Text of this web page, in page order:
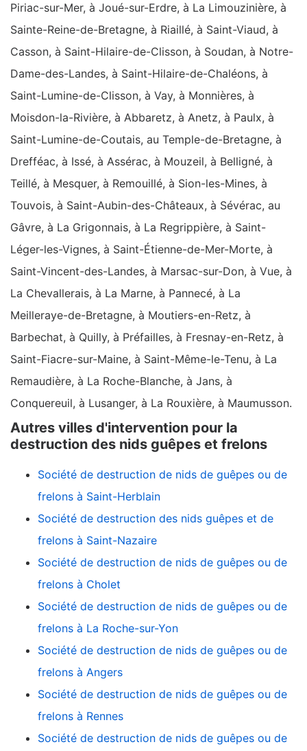
Piriac-sur-Mer, à Joué-sur-Erdre, à La Limouzinière, à
Sainte-Reine-de-Bretagne, à Riaillé, à Saint-Viaud, à
Casson, à Saint-Hilaire-de-Clisson, à Soudan, à Notre-
Dame-des-Landes, à Saint-Hilaire-de-Chaléons, à
Saint-Lumine-de-Clisson, à Vay, à Monnières, à
Moisdon-la-Rivière, à Abbaretz, à Anetz, à Paulx, à
Saint-Lumine-de-Coutais, au Temple-de-Bretagne, à
Drefféac, à Issé, à Assérac, à Mouzeil, à Belligné, à
Teillé, à Mesquer, à Remouillé, à Sion-les-Mines, à
Touvois, à Saint-Aubin-des-Châteaux, à Sévérac, au
Gâvre, à La Grigonnais, à La Regrippière, à Saint-
Léger-les-Vignes, à Saint-Étienne-de-Mer-Morte, à
Saint-Vincent-des-Landes, à Marsac-sur-Don, à Vue, à
La Chevallerais, à La Marne, à Pannecé, à La
Meilleraye-de-Bretagne, à Moutiers-en-Retz, à
Barbechat, à Quilly, à Préfailles, à Fresnay-en-Retz, à
Saint-Fiacre-sur-Maine, à Saint-Même-le-Tenu, à La
Remaudière, à La Roche-Blanche, à Jans, à
Conquereuil, à Lusanger, à La Rouxière, à Maumusson.
Autres villes d'intervention pour la
destruction des nids guêpes et frelons
Société de destruction de nids de guêpes ou de
frelons à Saint-Herblain
Société de destruction des nids guêpes et de
frelons à Saint-Nazaire
Société de destruction de nids de guêpes ou de
frelons à Cholet
Société de destruction de nids de guêpes ou de
frelons à La Roche-sur-Yon
Société de destruction de nids de guêpes ou de
frelons à Angers
Société de destruction de nids de guêpes ou de
frelons à Rennes
Société de destruction de nids de guêpes ou de